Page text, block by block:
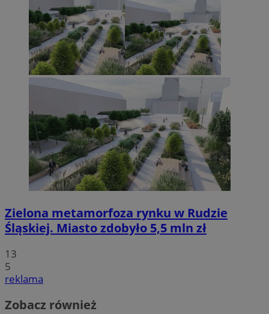
Zielona metamorfoza rynku w Rudzie
Śląskiej. Miasto zdobyło 5,5 mln zł
13
5
reklama
Zobacz również